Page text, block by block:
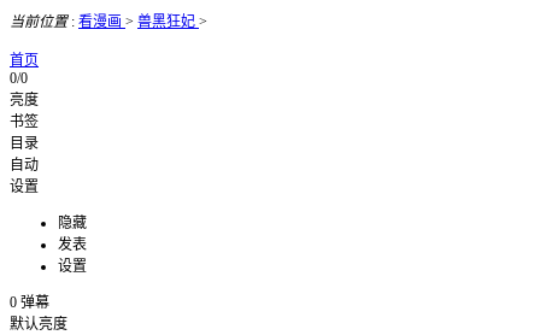
当前位置: 看漫画 > 兽黑狂妃 >
首页
0/0
亮度
书签
目录
自动
设置
隐藏
发表
设置
0 弹幕
默认亮度